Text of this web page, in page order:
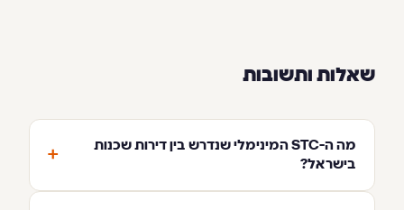
שאלות ותשובות
מה ה-STC המינימלי שנדרש בין דירות שכנות
בישראל?
+